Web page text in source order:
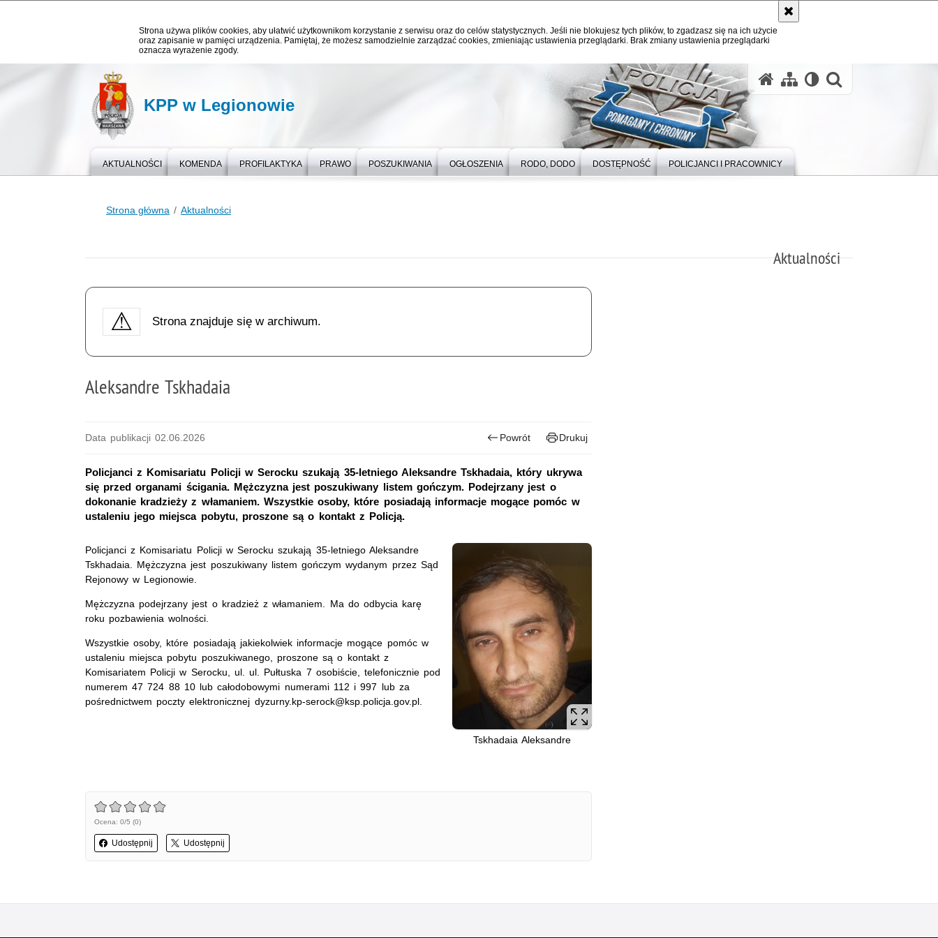
Strona używa plików cookies, aby ułatwić użytkownikom korzystanie z serwisu oraz do celów statystycznych. Jeśli nie blokujesz tych plików, to zgadzasz się na ich użycie
oraz zapisanie w pamięci urządzenia. Pamiętaj, że możesz samodzielnie zarządzać cookies, zmieniając ustawienia przeglądarki. Brak zmiany ustawienia przeglądarki
oznacza wyrażenie zgody.
KPP w Legionowie
AKTUALNOŚCI KOMENDA PROFILAKTYKA PRAWO POSZUKIWANIA OGŁOSZENIA RODO, DODO DOSTĘPNOŚĆ POLICJANCI I PRACOWNICY
Strona główna Aktualności
Aktualności
Strona znajduje się w archiwum.
Aleksandre Tskhadaia
Data publikacji 02.06.2026 Powrót Drukuj
Policjanci z Komisariatu Policji w Serocku szukają 35-letniego Aleksandre Tskhadaia, który ukrywa
się przed organami ścigania. Mężczyzna jest poszukiwany listem gończym. Podejrzany jest o
dokonanie kradzieży z włamaniem. Wszystkie osoby, które posiadają informacje mogące pomóc w
ustaleniu jego miejsca pobytu, proszone są o kontakt z Policją.
Tskhadaia Aleksandre
Policjanci z Komisariatu Policji w Serocku szukają 35-letniego Aleksandre
Tskhadaia. Mężczyzna jest poszukiwany listem gończym wydanym przez Sąd
Rejonowy w Legionowie.
Mężczyzna podejrzany jest o kradzież z włamaniem. Ma do odbycia karę
roku pozbawienia wolności.
Wszystkie osoby, które posiadają jakiekolwiek informacje mogące pomóc w
ustaleniu miejsca pobytu poszukiwanego, proszone są o kontakt z
Komisariatem Policji w Serocku, ul. ul. Pułtuska 7 osobiście, telefonicznie pod
numerem 47 724 88 10 lub całodobowymi numerami 112 i 997 lub za
pośrednictwem poczty elektronicznej dyzurny.kp-serock@ksp.policja.gov.pl.
Ocena: 0/5 (0)
Udostępnij Udostępnij